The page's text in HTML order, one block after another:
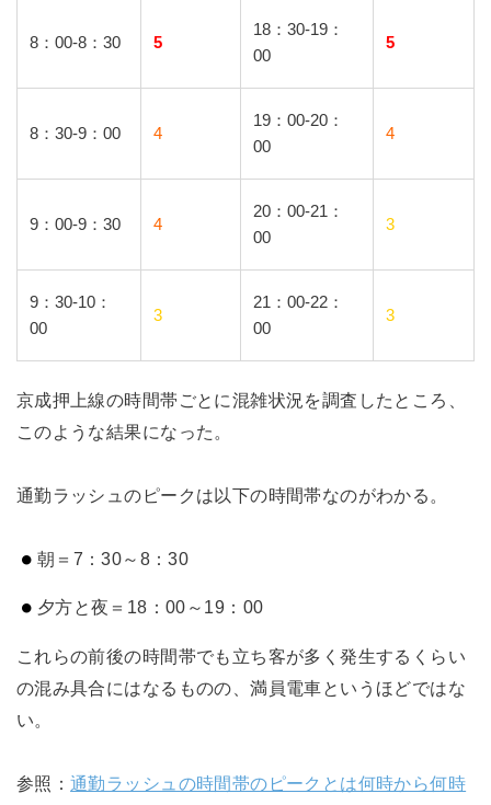
8：00-8：30 5
18：30-19：
00
5
8：30-9：00 4
19：00-20：
00
4
9：00-9：30 4
20：00-21：
00
3
9：30-10：
00
3
21：00-22：
00
3
京成押上線の時間帯ごとに混雑状況を調査したところ、
このような結果になった。
通勤ラッシュのピークは以下の時間帯なのがわかる。
朝＝7：30～8：30
夕方と夜＝18：00～19：00
これらの前後の時間帯でも立ち客が多く発生するくらい
の混み具合にはなるものの、満員電車というほどではな
い。
参照：通勤ラッシュの時間帯のピークとは何時から何時